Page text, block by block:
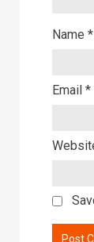
Name *
Email *